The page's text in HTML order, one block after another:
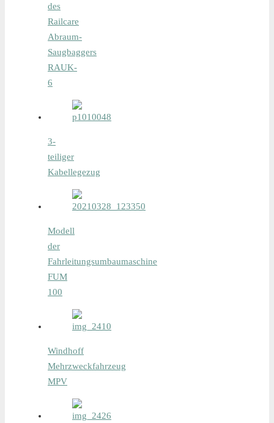
des
Railcare
Abraum-
Saugbaggers
RAUK-
6
3-
teiliger
Kabellegezug
Modell
der
Fahrleitungsumbaumaschine
FUM
100
Windhoff
Mehrzweckfahrzeug
MPV